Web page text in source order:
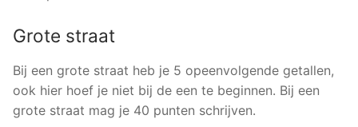
Grote straat
Bij een grote straat heb je 5 opeenvolgende getallen,
ook hier hoef je niet bij de een te beginnen. Bij een
grote straat mag je 40 punten schrijven.